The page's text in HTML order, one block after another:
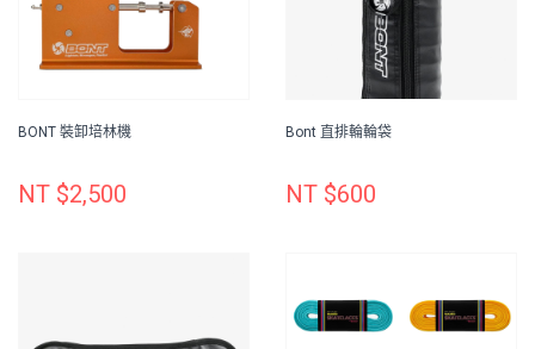
BONT 裝卸培林機
NT $2,500
Bont 直排輪輪袋
NT $600